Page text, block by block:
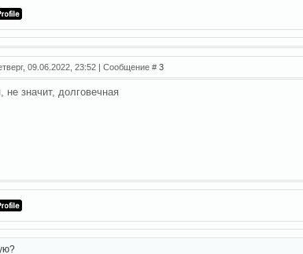
09.06.2022, 23:52 | Сообщение #3
не значит, долговечная